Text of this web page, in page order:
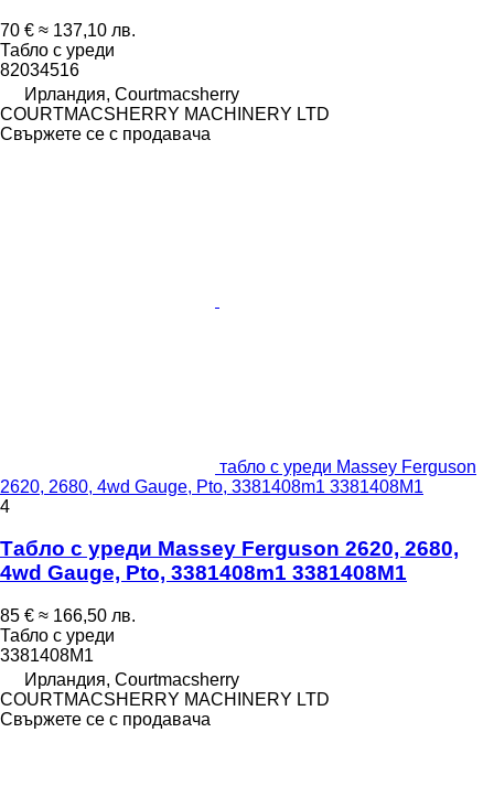
70 € ≈ 137,10 лв.
Табло с уреди
82034516
Ирландия, Courtmacsherry
COURTMACSHERRY MACHINERY LTD
Свържете се с продавача
табло с уреди Massey Ferguson
2620, 2680, 4wd Gauge, Pto, 3381408m1 3381408M1
4
Табло с уреди Massey Ferguson 2620, 2680,
4wd Gauge, Pto, 3381408m1 3381408M1
85 € ≈ 166,50 лв.
Табло с уреди
3381408M1
Ирландия, Courtmacsherry
COURTMACSHERRY MACHINERY LTD
Свържете се с продавача